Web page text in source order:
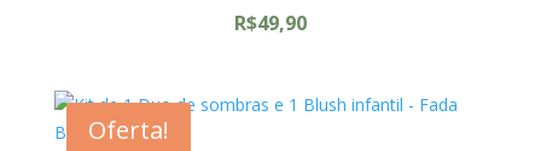
R$49,90
Oferta!